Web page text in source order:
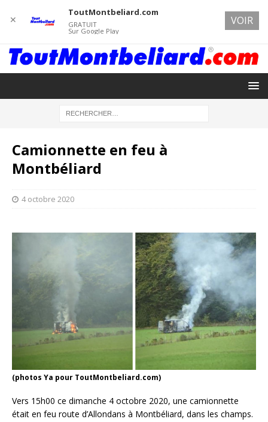
Camionnette en feu à
Montbéliard
4 octobre 2020
(photos Ya pour ToutMontbeliard.com)
Vers 15h00 ce dimanche 4 octobre 2020, une camionnette
était en feu route d’Allondans à Montbéliard, dans les champs.
✕
ToutMontbeliard.com
GRATUIT
Sur Google Play
VOIR